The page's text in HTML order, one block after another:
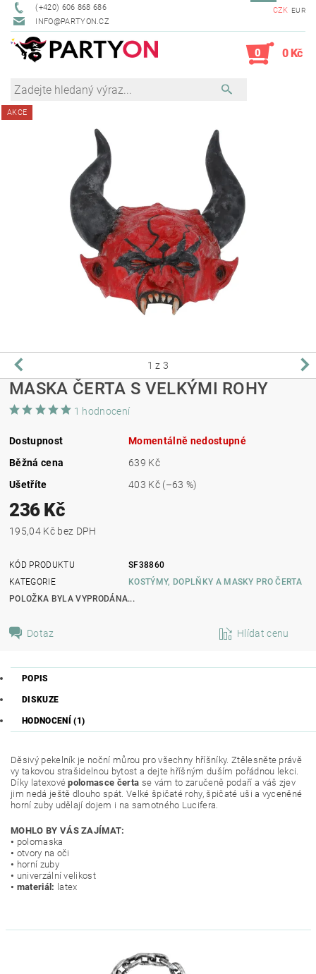
(+420) 606 868 686
INFO@PARTYON.CZ
CZK EUR
0 0 Kč
AKCE
1 z 3
MASKA ČERTA S VELKÝMI ROHY
1 hodnocení
Dostupnost
Momentálně nedostupné
Běžná cena
639 Kč
Ušetříte
403 Kč (–63 %)
236 Kč
195,04 Kč bez DPH
KÓD PRODUKTU
SF38860
KATEGORIE
KOSTÝMY, DOPLŇKY A MASKY PRO ČERTA
POLOŽKA BYLA VYPRODÁNA...
Dotaz Hlídat cenu
POPIS
DISKUZE
HODNOCENÍ (1)
Děsivý pekelník je noční můrou pro všechny hříšníky. Ztělesněte právě
vy takovou strašidelnou bytost a dejte hříšným duším pořádnou lekci.
Díky latexovépolomasce čerta se vám to zaručeně podaří a váš zjev
jim nedá ještě dlouho spát. Velké špičaté rohy, špičaté uši a vyceněné
horní zuby udělají dojem i na samotného Lucifera.
MOHLO BY VÁS ZAJÍMAT:
• polomaska
• otvory na oči
• horní zuby
• univerzální velikost
• materiál: latex